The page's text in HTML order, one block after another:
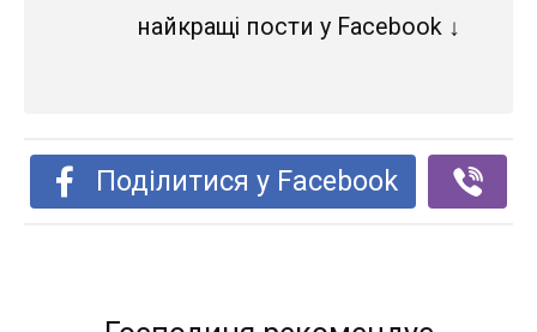
найкращі пости у Facebook ↓
Поділитися у Facebook